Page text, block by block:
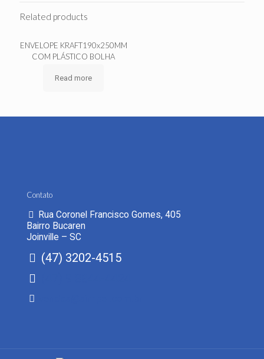
Related products
ENVELOPE KRAFT190x250MM
COM PLÁSTICO BOLHA
Read more
Contato
Rua Coronel Francisco Gomes, 405
Bairro Bucaren
Joinville – SC
(47) 3202-4515